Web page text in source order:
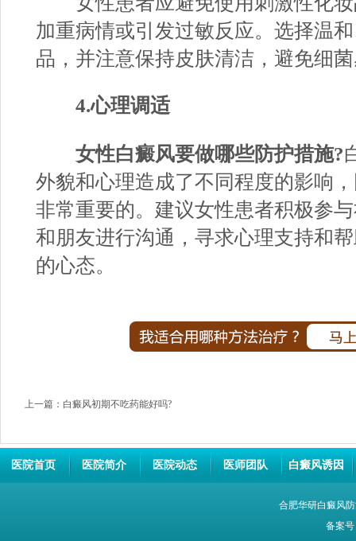
加重病情或引发过敏反应。选择温
品，并注意保持皮肤清洁，避免细
4.心理调适
女性白癜风要做哪些防护措施?
外貌和心理造成了不同程度的影响
非常重要的。建议女性患者积极参
和朋友进行沟通，寻求心理支持和
的心态。
上一篇： 白癜风初期不吃药能好吗?
医院首页 医院简介 医院动态 医师团队 白癜风诱因
合肥华研白癜风
备案号